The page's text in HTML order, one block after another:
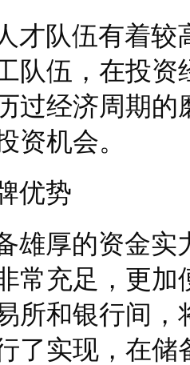
才队伍有着较
队伍，在投资
过经济周期的
资机会。
优势
雄厚的资金实
常充足，更加
所和银行间，
了实现，在储